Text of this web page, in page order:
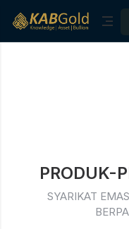
PRODUK-
SYARIKAT